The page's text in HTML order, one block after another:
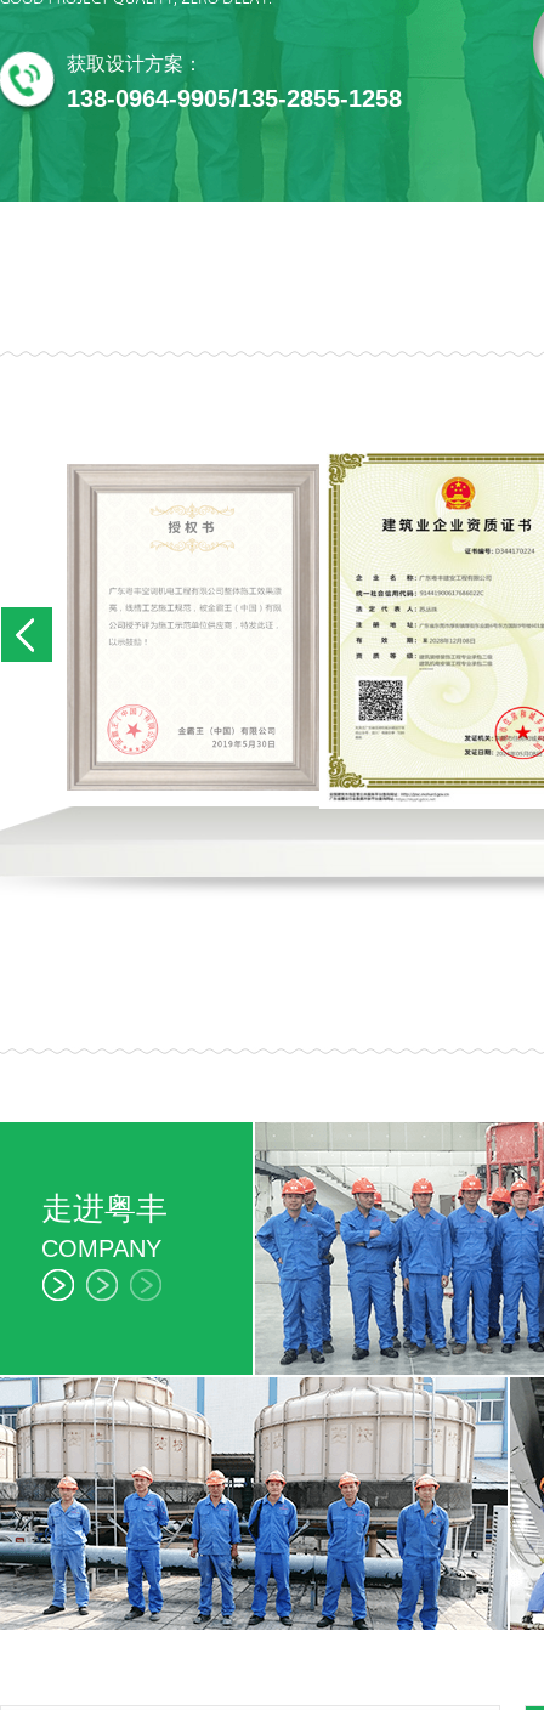
获取设计方案：
138-0964-9905/135-2855-1258
走进粤丰
COMPANY
家用中央空调工程安装需要注意什么...
​中央空调工程具有故障少、维修方便、使用寿命长、舒
适环保的特点，但并不是所有的房...